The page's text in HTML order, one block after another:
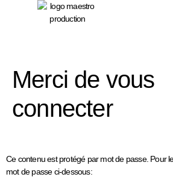
Merci de vous
connecter
Ce contenu est protégé par mot de passe. Pour
mot de passe ci-dessous: